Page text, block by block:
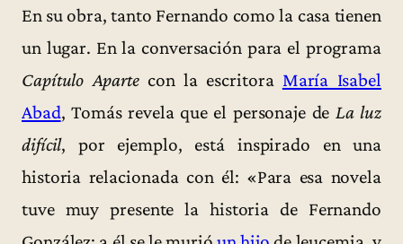
En su obra, tanto Fernando como la casa tienen
un lugar. En la conversación para el programa
Capítulo Apartecon la escritora María Isabel
Abad, Tomás revela que el personaje de La luz
difícil, por ejemplo, está inspirado en una
historia relacionada con él: «Para esa novela
tuve muy presente la historia de Fernando